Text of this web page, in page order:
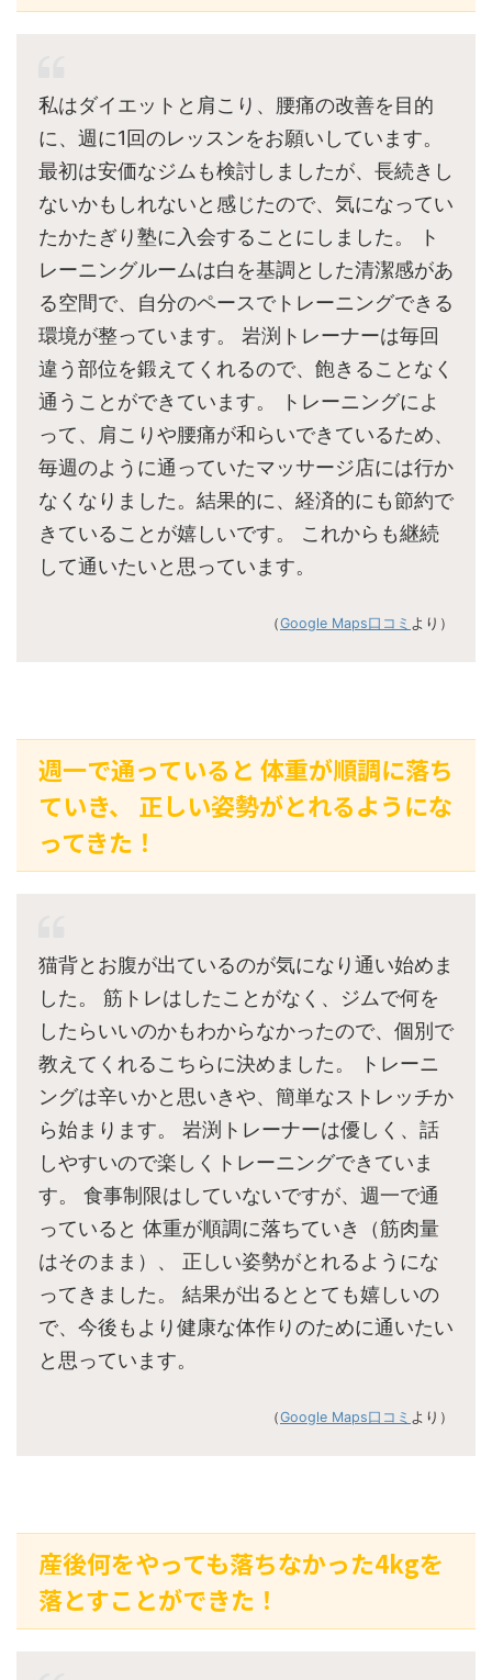
私はダイエットと肩こり、腰痛の改善を目的
に、週に1回のレッスンをお願いしています。
最初は安価なジムも検討しましたが、長続きし
ないかもしれないと感じたので、気になってい
たかたぎり塾に入会することにしました。 ト
レーニングルームは白を基調とした清潔感があ
る空間で、自分のペースでトレーニングできる
環境が整っています。 岩渕トレーナーは毎回
違う部位を鍛えてくれるので、飽きることなく
通うことができています。 トレーニングによ
って、肩こりや腰痛が和らいできているため、
毎週のように通っていたマッサージ店には行か
なくなりました。結果的に、経済的にも節約で
きていることが嬉しいです。 これからも継続
して通いたいと思っています。
（Google Maps口コミ より）
週一で通っていると 体重が順調に落ち
ていき、 正しい姿勢がとれるようにな
ってきた！
猫背とお腹が出ているのが気になり通い始めま
した。 筋トレはしたことがなく、ジムで何を
したらいいのかもわからなかったので、個別で
教えてくれるこちらに決めました。 トレーニ
ングは辛いかと思いきや、簡単なストレッチか
ら始まります。 岩渕トレーナーは優しく、話
しやすいので楽しくトレーニングできていま
す。 食事制限はしていないですが、週一で通
っていると 体重が順調に落ちていき（筋肉量
はそのまま）、 正しい姿勢がとれるようにな
ってきました。 結果が出るととても嬉しいの
で、今後もより健康な体作りのために通いたい
と思っています。
（Google Maps口コミ より）
産後何をやっても落ちなかった4kgを
落とすことができた！